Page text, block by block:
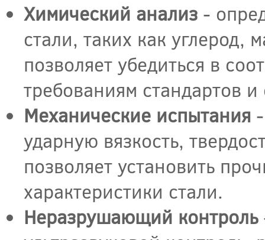
Химический анализ -
стали, таких как
позволяет убедиться в
требованиям стандартов
Механические испытания
ударную вязкость,
позволяет установить
характеристики стали.
Неразрушающий контроль